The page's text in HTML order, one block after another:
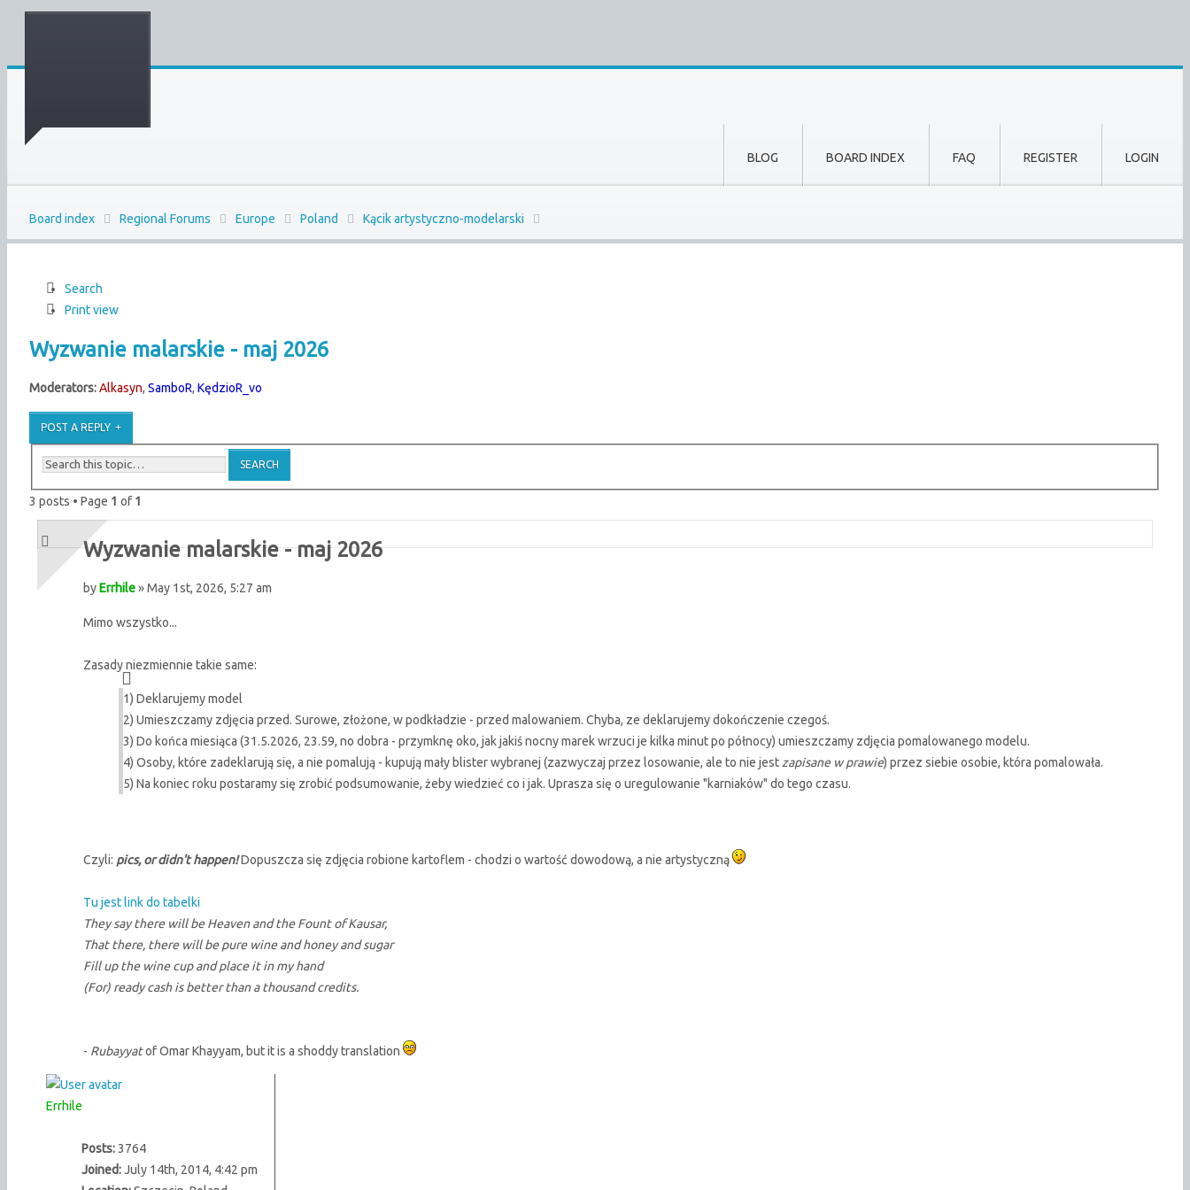
BLOG BOARD INDEX FAQ REGISTER LOGIN
Board index Regional Forums Europe Poland Kącik artystyczno-modelarski
Search
Print view
Wyzwanie malarskie - maj 2026
Moderators:Alkasyn, SamboR, KędzioR_vo
POST A REPLY
3 posts • Page 1 of 1
Wyzwanie malarskie - maj 2026
byErrhile» May 1st, 2026, 5:27 am
Mimo wszystko...
Zasady niezmiennie takie same:
1) Deklarujemy model
2) Umieszczamy zdjęcia przed. Surowe, złożone, w podkładzie - przed malowaniem. Chyba, ze deklarujemy dokończenie czegoś.
3) Do końca miesiąca (31.5.2026, 23.59, no dobra - przymknę oko, jak jakiś nocny marek wrzuci je kilka minut po północy) umieszczamy zdjęcia pomalowanego modelu.
4) Osoby, które zadeklarują się, a nie pomalują - kupują mały blister wybranej (zazwyczaj przez losowanie, ale to nie jest zapisane w prawie) przez siebie osobie, która pomalowała.
5) Na koniec roku postaramy się zrobić podsumowanie, żeby wiedzieć co i jak. Uprasza się o uregulowanie "karniaków" do tego czasu.
Czyli: pics, or didn't happen!Dopuszcza się zdjęcia robione kartoflem - chodzi o wartość dowodową, a nie artystyczną
Tu jest link do tabelki
They say there will be Heaven and the Fount of Kausar,
That there, there will be pure wine and honey and sugar
Fill up the wine cup and place it in my hand
(For) ready cash is better than a thousand credits.
- Rubayyatof Omar Khayyam, but it is a shoddy translation
Errhile
Posts:3764
Joined:July 14th, 2014, 4:42 pm